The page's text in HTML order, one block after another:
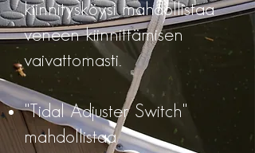
kiinnitysköysi mahdollistaa
veneen kiinnittämisen
vaivattomasti.
"Tidal Adjuster Switch"
mahdollistaa